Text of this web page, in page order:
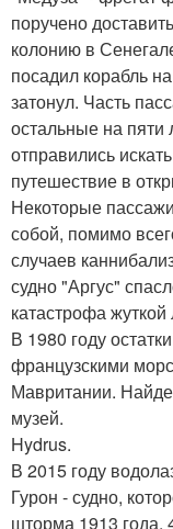
поручено
колонию в
посадил корабль
затонул. Часть
остальные на пяти
отправились
путешествие в
Некоторые
собой, помимо
случаев
судно "Аргус"
катастрофа жуткой
В 1980 году
французскими
Мавритании.
музей.
Hydrus.
В 2015 году
Гурон - судно,
шторма 1913 года.